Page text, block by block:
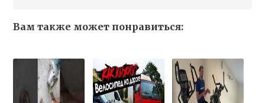
Вам также может понравиться: